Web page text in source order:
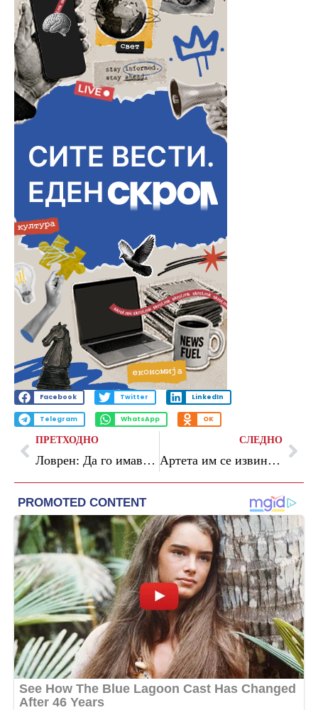
Facebook Twitter LinkedIn
Telegram WhatsApp OK
ПРЕТХОДНО
Ловрен: Да го имавме ние Меси, Лаказет ќе даваше многу повеќе голови од Мбапе
СЛЕДНО
Артета им се извини на навивачите на Арсенал за поразот од Брајтон